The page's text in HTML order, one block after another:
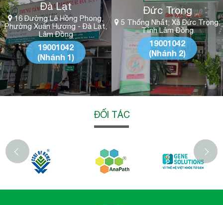
Đà Lạt
16 Đường Lê Hồng Phong,
Phường Xuân Hương - Đà Lạt,
Lâm Đồng
19001042
(Nhánh 1)
Đức Trọng
5 Thống Nhất; Xã Đức Trọng;
Tỉnh Lâm Đồng
19001042
(Nhánh 2)
ĐỐI TÁC
‹